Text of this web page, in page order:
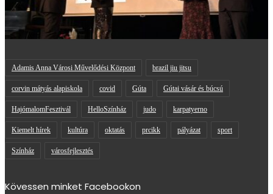
Adamis Anna Városi Művelődési Központ brazil jiu jitsu
corvin mátyás alapiskola covid Gúta Gútai vásár és búcsú
HajómalomFesztivál HelloSzínház judo karpatyerno
Kiemelt hírek kultúra oktatás prcikk pályázat sport
Színház városfejlesztés
Kövessen minket Facebookon